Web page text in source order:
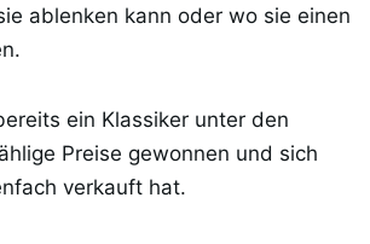
ablenken kann oder wo sie einen
ein Klassiker unter den
Preise gewonnen und sich
verkauft hat.